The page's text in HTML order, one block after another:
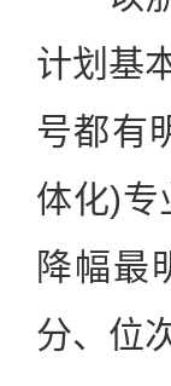
计划基
号都有
体化)专
降幅最
分、位